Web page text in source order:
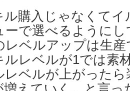
ル購入じゃなくて
ーで選べるように
レベルアップは生
ルレベルが1では素
レベルが上がったら